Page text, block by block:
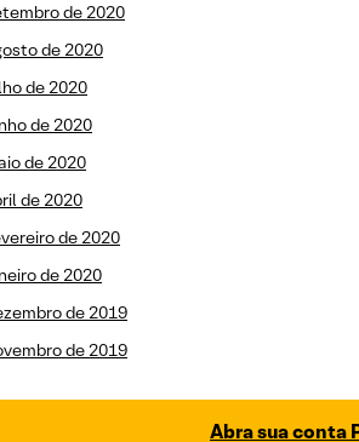
de 2020
de 2020
de 2020
de 2020
de 2020
de 2020
de 2020
de 2020
de 2019
de 2019
Abra sua conta